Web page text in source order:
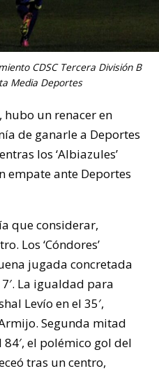
CDSC Tercera División B
Media Deportes
hubo un renacer en
de ganarle a Deportes
los ‘Albiazules’
empate ante Deportes
que considerar,
Los ‘Cóndores’
jugada concretada
La igualdad para
Levío en el 35′,
Segunda mitad
el polémico gol del
tras un centro,